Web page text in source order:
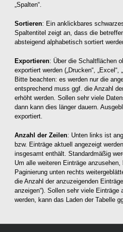
„Spalten“.
Sortieren: Ein anklickbares
Spaltentitel zeigt an, dass die
absteigend alphabetisch sortiert
Exportieren: Über die Schaltflächen
exportiert werden („Drucken“, „Excel“,
Bitte beachten: es werden nur die
entsprechend muss ggf. die Anzahl
erhöht werden. Sollen sehr viele
dann kann dies länger dauern.
exportiert.
Anzahl der Zeilen: Unten links ist
bzw. Einträge aktuell angezeigt
insgesamt enthält. Standardmäßig
Um alle weiteren Einträge
Paginierung unten rechts
die Anzahl der anzuzeigenden
anzeigen“). Sollen sehr viele Einträge
werden, kann das Laden der Tabelle